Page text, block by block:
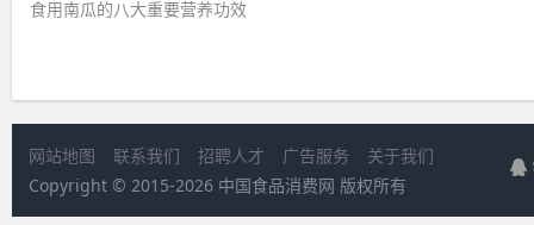
食用南瓜的八大重要营养功效 ​
网站地图 联系我们 招聘人才 广告服务
关于我们
Copyright © 2015-2026 中国食品消费网 版权所有